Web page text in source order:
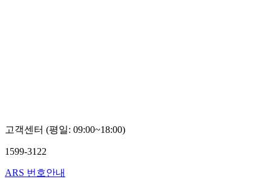
고객센터 (평일: 09:00~18:00)
1599-3122
ARS 번호안내